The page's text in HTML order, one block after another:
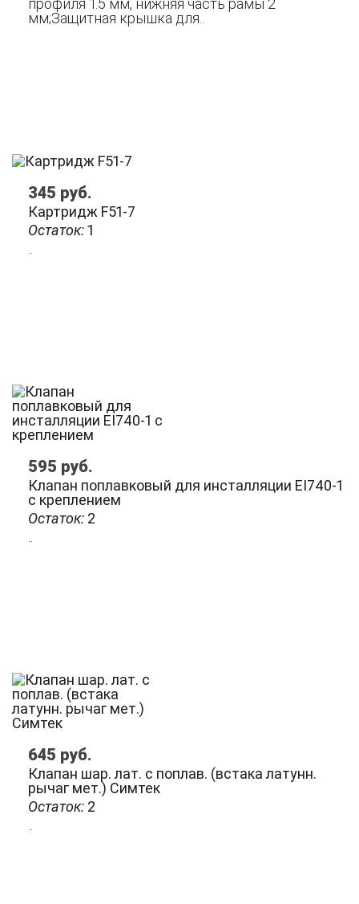
профиля 1.5 мм, нижняя часть рамы 2
мм;Защитная крышка для..
Остаток:1
Картридж F51-7
345 руб.
Остаток: 2
Клапан поплавковый для инсталляции EI740-1
с креплением
595 руб.
Остаток: 2
Клапан шар. лат. с поплав. (встака латунн.
рычаг мет.) Симтек
645 руб.